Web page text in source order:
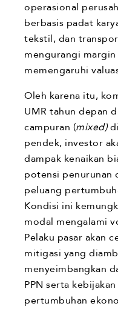
operasional
berbasis padat
tekstil, dan
mengurangi
memengaruhi
Oleh karena itu,
UMR tahun depan
campuran (mixed)di
pendek, investor
dampak kenaikan
potensi penurunan
peluang
Kondisi ini
modal mengalami
Pelaku pasar akan
mitigasi yang
menyeimbangkan
PPN serta
pertumbuhan